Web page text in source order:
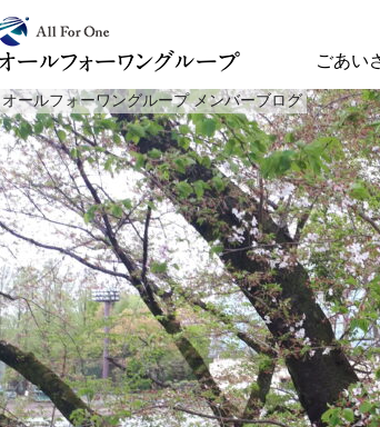
ごあい
オールフォーワングループ メンバーブログ